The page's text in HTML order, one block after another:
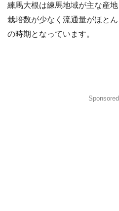
練馬大根は練馬地域が主な産
栽培数が少なく流通量がほと
の時期となっています。